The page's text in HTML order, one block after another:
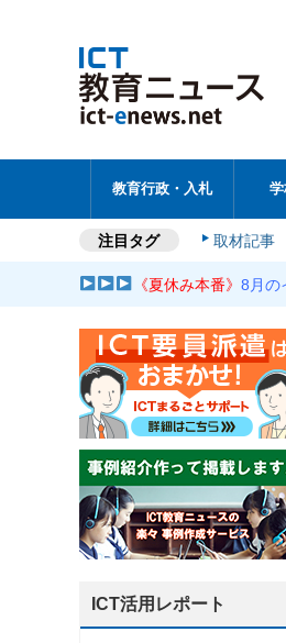
教育行政・入札
注目タグ 取材記事
《夏休み本番》8月の
ICT活用レポート